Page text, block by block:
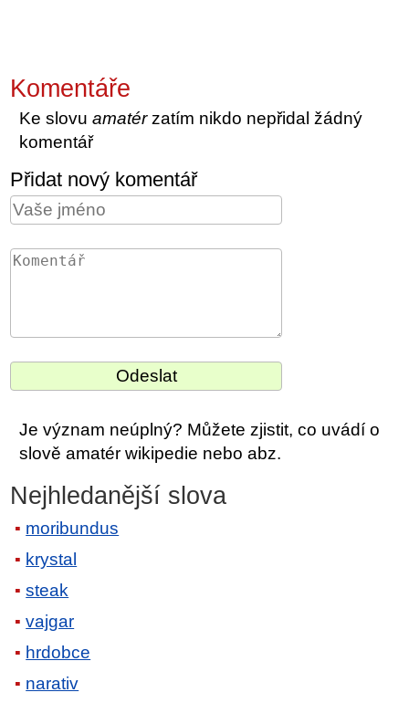
Komentáře
Ke slovuamatérzatím nikdo nepřidal žádný
komentář
Přidat nový komentář
Je význam neúplný? Můžete zjistit, co uvádí o
slově amatér wikipedie nebo abz.
Nejhledanější slova
moribundus
krystal
steak
vajgar
hrdobce
narativ